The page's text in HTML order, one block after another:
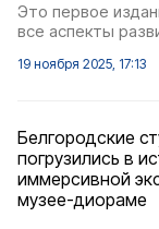
Это первое
все аспекты
19 ноября 2025, 17:13
Белгородские
погрузились в
иммерсивной
музее-диораме